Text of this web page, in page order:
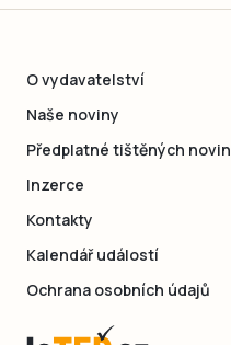
O vydavatelství
Naše noviny
Předplatné tištěných novin
Inzerce
Kontakty
Kalendář událostí
Ochrana osobních údajů